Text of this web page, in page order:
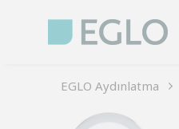
EGLO Aydınlatma